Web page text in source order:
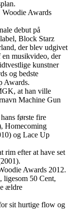
Woodie Awards
debut på
Block Starz
der blev udgivet
en musikvideo, der
kunstner
og bedste
Awards.
at han ville
Machine Gun
første fire
Homecoming
og Lace Up
rim efter at have set
Awards 2012.
ligesom 50 Cent,
ældre
sit hurtige flow og